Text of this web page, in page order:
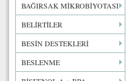
BAĞIRSAK MİKROBİYOTASI
BELİRTİLER
BESİN DESTEKLERİ
BESLENME